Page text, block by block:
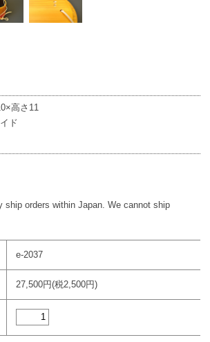
高さ11
ド
orders within Japan. We cannot ship
e-2037
27,500円(税2,500円)